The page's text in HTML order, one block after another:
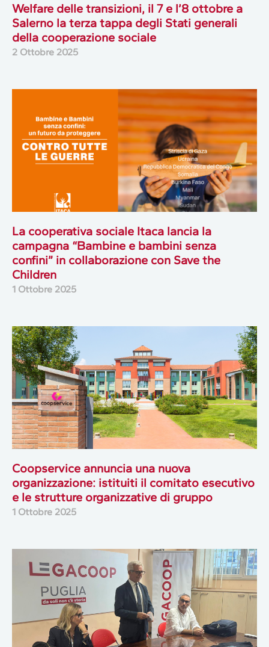
Welfare delle transizioni, il 7 e l’8 ottobre a
Salerno la terza tappa degli Stati generali
della cooperazione sociale
2 Ottobre 2025
La cooperativa sociale Itaca lancia la
campagna “Bambine e bambini senza
confini” in collaborazione con Save the
Children
1 Ottobre 2025
Coopservice annuncia una nuova
organizzazione: istituiti il comitato esecutivo
e le strutture organizzative di gruppo
1 Ottobre 2025